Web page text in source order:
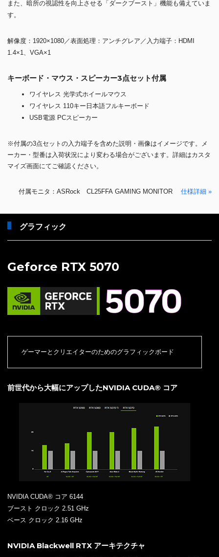
また、暗所の視認性を向上させる「ダークブースト」機能も備えていま
す。
解像度：1920×1080／表面処理：アンチグレア／入力端子：HDMI
1.4×1、VGA×1
キーボード・マウス・スピーカー3点セット付属
ワイヤレス 光学式ホイールマウス
ワイヤレス 110キー日本語フルキーボード
USB電源 PCスピーカー
※付属の3点セットの入力端子を含めた説明・画像はイメージです。メ
ーカー・型番は入荷状況により変わる場合がございます。詳細はカスタ
マイズ画面にてご確認ください。
付属モニタ：ASRock CL25FFA GAMING MONITOR 仕様詳細 »
グラフィック
Geforce RTX 5070
ゲーマーとクリエイターのためのグラフィックボード
前世代から大幅にアップしたNVIDIA CUDA® コア
NVIDIA CUDA® コア 6144
ブースト クロック 2.51 GHz
ベース クロック 2.16 GHz
NVIDIA Blackwell RTX アーキテクチャ